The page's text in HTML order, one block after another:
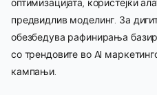
оптимизацијата, користејќи
предвидлив моделинг. За
обезбедува рафинирања
со трендовите во AI
кампањи.